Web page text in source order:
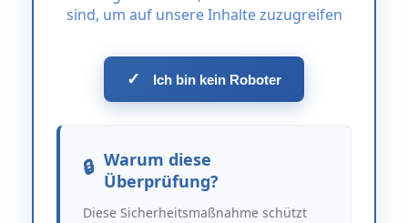
sind, um auf unsere Inhalte zuzugreifen
✓ Ich bin kein Roboter
Warum diese
Überprüfung?
Diese Sicherheitsmaßnahme schützt